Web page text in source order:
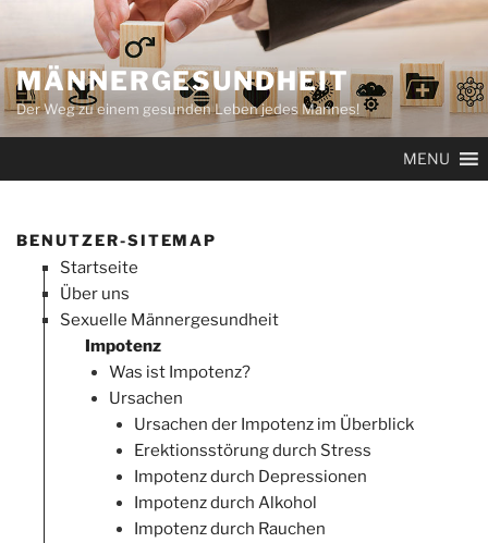
Inhalt
springen
MÄNNERGESUNDHEIT
Der Weg zu einem gesunden Leben jedes Mannes!
MENU
BENUTZER-SITEMAP
Startseite
Über uns
Sexuelle Männergesundheit
Impotenz
Was ist Impotenz?
Ursachen
Ursachen der Impotenz im Überblick
Erektionsstörung durch Stress
Impotenz durch Depressionen
Impotenz durch Alkohol
Impotenz durch Rauchen